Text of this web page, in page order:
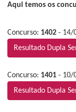
Aqui temos os
Concurso: 1402 - 14/
Resultado Dupla
Concurso: 1401 - 10/
Resultado Dupla